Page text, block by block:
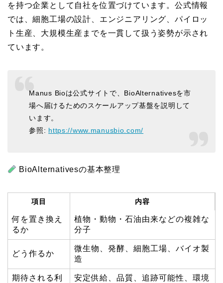
を持つ企業として自社を位置づけています。公式情報
では、細胞工場の設計、エンジニアリング、パイロッ
ト生産、大規模生産までを一貫して扱う姿勢が示され
ています。
Manus Bioは公式サイトで、BioAlternativesを市
場へ届けるためのスケールアップ基盤を説明して
います。
参照: https://www.manusbio.com/
BioAlternativesの基本整理
項目 内容
何を置き換え
るか
植物・動物・石油由来などの複雑な
分子
どう作るか
微生物、発酵、細胞工場、バイオ製
造
期待される利
安定供給、品質、追跡可能性、環境